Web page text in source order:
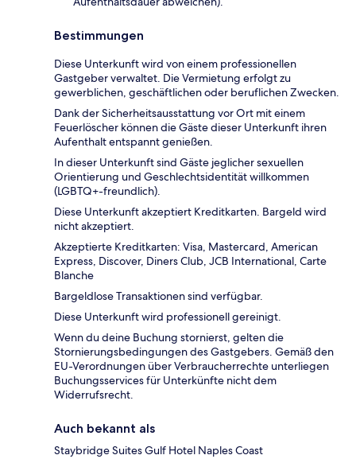
Bestimmungen
Diese Unterkunft wird von einem professionellen
Gastgeber verwaltet. Die Vermietung erfolgt zu
gewerblichen, geschäftlichen oder beruflichen Zwecken.
Dank der Sicherheitsausstattung vor Ort mit einem
Feuerlöscher können die Gäste dieser Unterkunft ihren
Aufenthalt entspannt genießen.
In dieser Unterkunft sind Gäste jeglicher sexuellen
Orientierung und Geschlechtsidentität willkommen
(LGBTQ+-freundlich).
Diese Unterkunft akzeptiert Kreditkarten. Bargeld wird
nicht akzeptiert.
Akzeptierte Kreditkarten: Visa, Mastercard, American
Express, Discover, Diners Club, JCB International, Carte
Blanche
Bargeldlose Transaktionen sind verfügbar.
Diese Unterkunft wird professionell gereinigt.
Wenn du deine Buchung stornierst, gelten die
Stornierungsbedingungen des Gastgebers. Gemäß den
EU-Verordnungen über Verbraucherrechte unterliegen
Buchungsservices für Unterkünfte nicht dem
Widerrufsrecht.
Auch bekannt als
Staybridge Suites Gulf Hotel Naples Coast